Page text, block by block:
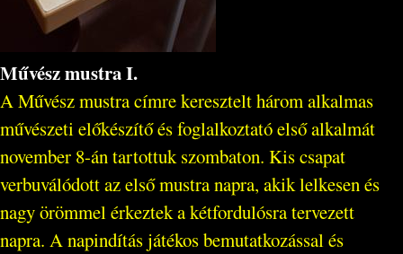
Művész mustra I.
A Művész mustra címre keresztelt három alkalmas
művészeti előkészítő és foglalkoztató első alkalmát
november 8-án tartottuk szombaton. Kis csapat
verbuválódott az első mustra napra, akik lelkesen és
nagy örömmel érkeztek a kétfordulósra tervezett
napra. A napindítás játékos bemutatkozással és